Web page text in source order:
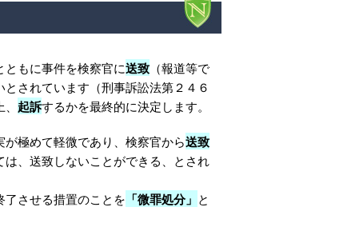
もに事件を検察官に送致 （報道等で
されています（刑事訴訟法第２４６
起訴するかを最終的に決定します。
極めて軽微であり、検察官から送致
、送致しないことができる、とされ
了させる措置のことを 「微罪処分」 と